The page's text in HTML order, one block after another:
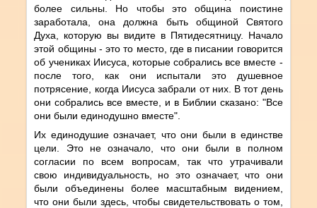
более сильны. Но чтобы это община поистине
заработала, она должна быть общиной Святого
Духа, которую вы видите в Пятидесятницу. Начало
этой общины - это то место, где в писании говорится
об учениках Иисуса, которые собрались все вместе -
после того, как они испытали это душевное
потрясение, когда Иисуса забрали от них. В тот день
они собрались все вместе, и в Библии сказано: "Все
они были единодушно вместе".
Их единодушие означает, что они были в единстве
цели. Это не означало, что они были в полном
согласии по всем вопросам, так что утрачивали
свою индивидуальность, но это означает, что они
были объединены более масштабным видением,
что они были здесь, чтобы свидетельствовать о том,